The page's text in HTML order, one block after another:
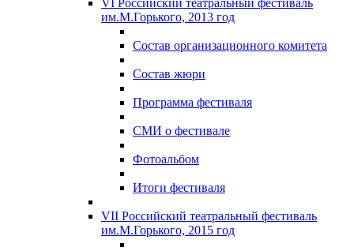
VI Российский театральный фестиваль
им.М.Горького, 2013 год
Состав организационного комитета
Состав жюри
Программа фестиваля
СМИ о фестивале
Фотоальбом
Итоги фестиваля
VII Российский театральный фестиваль
им.М.Горького, 2015 год